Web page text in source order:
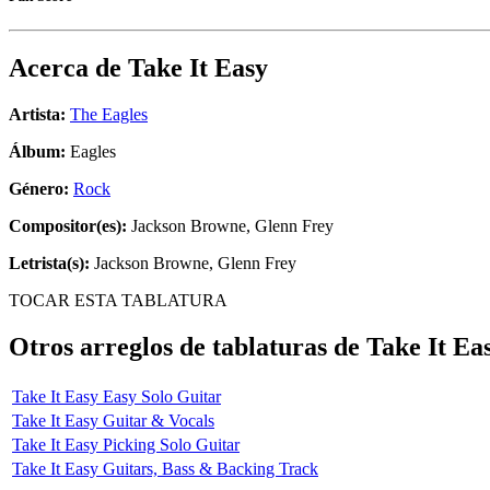
Acerca de Take It Easy
Artista: The Eagles
Álbum: Eagles
Género: Rock
Compositor(es): Jackson Browne, Glenn Frey
Letrista(s): Jackson Browne, Glenn Frey
TOCAR ESTA TABLATURA
Otros arreglos de tablaturas de Take It
Take It Easy Easy Solo Guitar
Take It Easy Guitar & Vocals
Take It Easy Picking Solo Guitar
Take It Easy Guitars, Bass & Backing Track